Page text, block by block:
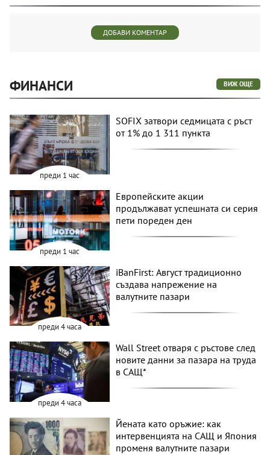
ДОБАВИ КОМЕНТАР
ФИНАНСИ ВИЖ ОЩЕ
преди 1 час
SOFIX затвори седмицата с ръст
от 1% до 1 311 пункта
преди 1 час
Европейските акции
продължават успешната си серия
пети пореден ден
преди 4 часа
iBanFirst: Август традиционно
създава напрежение на
валутните пазари
преди 4 часа
Wall Street отваря с ръстове след
новите данни за пазара на труда
в САЩ*
Йената като оръжие: как
интервенцията на САЩ и Япония
променя валутните пазари